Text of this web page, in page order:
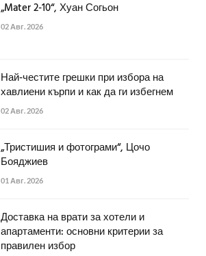
„Mater 2-10“, Хуан Согьон
02 Авг. 2026
Най-честите грешки при избора на
хавлиени кърпи и как да ги избегнем
02 Авг. 2026
„Тристишия и фотограми“, Цочо
Бояджиев
01 Авг. 2026
Доставка на врати за хотели и
апартаменти: основни критерии за
правилен избор